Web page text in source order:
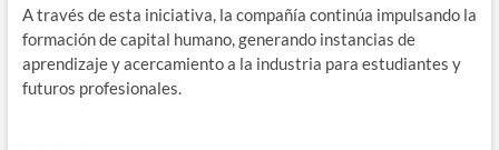
A través de esta iniciativa, la compañía continúa impulsando la
formación de capital humano, generando instancias de
aprendizaje y acercamiento a la industria para estudiantes y
futuros profesionales.